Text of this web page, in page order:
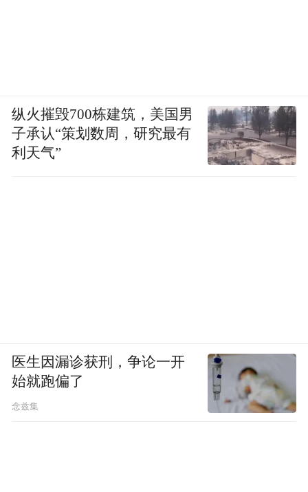
纵火摧毁700栋建筑，美国男
子承认“策划数周，研究最有
利天气”
医生因漏诊获刑，争论一开
始就跑偏了
念兹集